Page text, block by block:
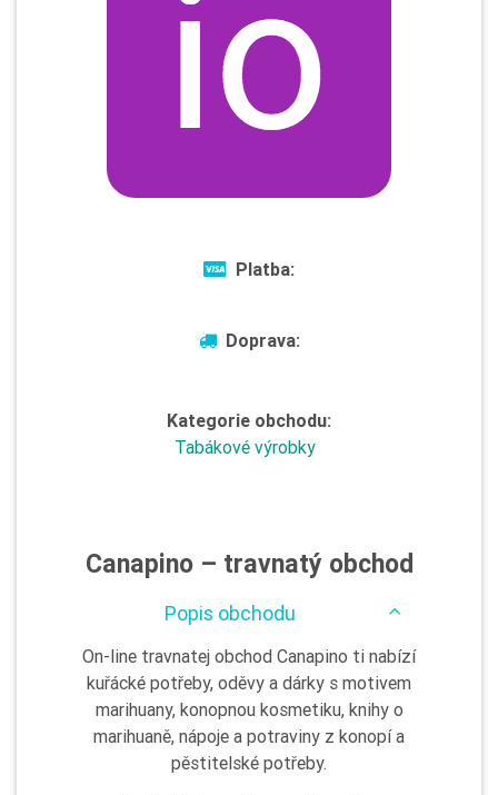
Platba:
Doprava:
Kategorie obchodu:
Tabákové výrobky
Canapino – travnatý obchod
Popis obchodu
On-line travnatej obchod Canapino ti nabízí
kuřácké potřeby, oděvy a dárky s motivem
marihuany, konopnou kosmetiku, knihy o
marihuaně, nápoje a potraviny z konopí a
pěstitelské potřeby.